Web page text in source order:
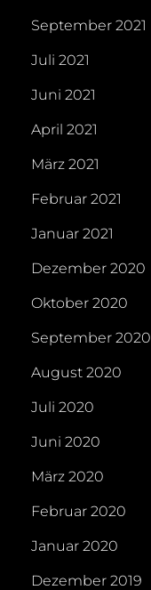
September 2021
Juli 2021
Juni 2021
April 2021
März 2021
Februar 2021
Januar 2021
Dezember 2020
Oktober 2020
September 2020
August 2020
Juli 2020
Juni 2020
März 2020
Februar 2020
Januar 2020
Dezember 2019